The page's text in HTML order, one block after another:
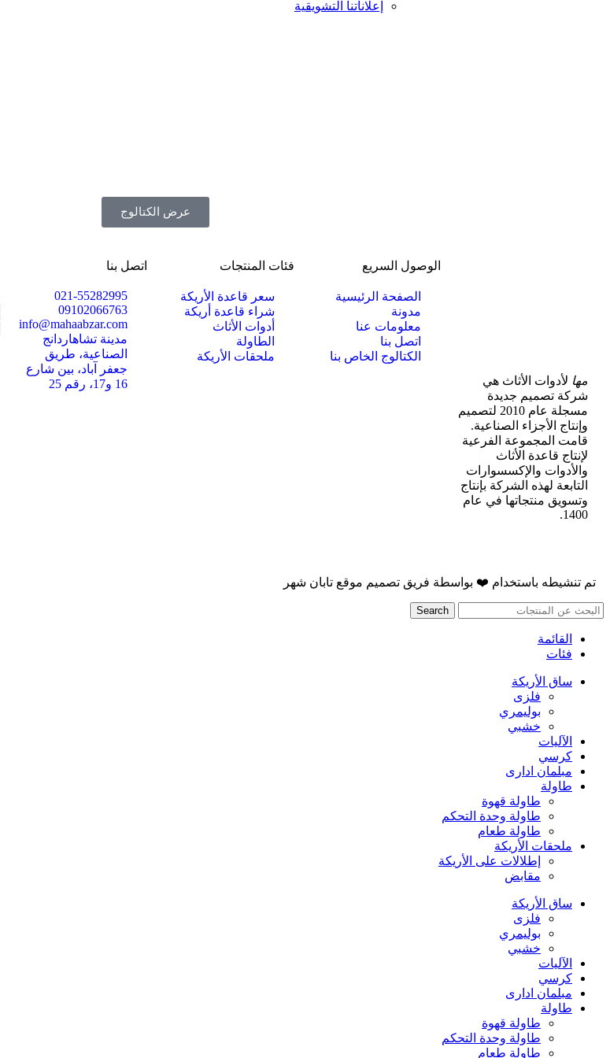
إعلاناتنا التشويقية
عرض الكتالوج
مها لأدوات الأثاث هي
شركة تصميم جديدة
مسجلة عام 2010 لتصميم
وإنتاج الأجزاء الصناعية.
قامت المجموعة الفرعية
لإنتاج قاعدة الأثاث
والأدوات والإكسسوارات
التابعة لهذه الشركة بإنتاج
وتسويق منتجاتها في عام
1400.
الوصول السريع
الصفحة الرئيسية
مدونة
معلومات عنا
اتصل بنا
الكتالوج الخاص بنا
فئات المنتجات
سعر قاعدة الأريكة
شراء قاعدة أريكة
أدوات الأثاث
الطاولة
ملحقات الأريكة
اتصل بنا
021-55282995
09102066763
info@mahaabzar.com
مدينة تشاهاردانج
الصناعية، طريق
جعفر آباد، بين شارع
16 و17، رقم 25
تم تنشيطه باستخدام ❤️ بواسطة فريق تصميم موقع تابان شهر
Search
القائمة
فئات
ساق الأريكة
فلزی
بوليمري
خشبي
الآليات
كرسي
مبلمان اداری
طاولة
طاولة قهوة
طاولة وحدة التحكم
طاولة طعام
ملحقات الأريكة
إطلالات على الأريكة
مقابض
ساق الأريكة
فلزی
بوليمري
خشبي
الآليات
كرسي
مبلمان اداری
طاولة
طاولة قهوة
طاولة وحدة التحكم
طاولة طعام